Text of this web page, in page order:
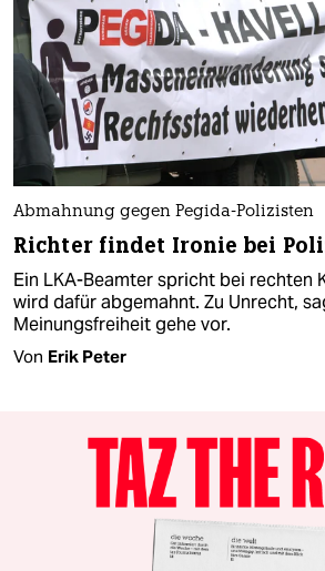
Abmahnung gegen Pegida-Polizisten
Richter findet Ironie bei
Ein LKA-Beamter spricht bei rechten
wird dafür abgemahnt. Zu Unrecht,
Meinungsfreiheit gehe vor.
Von Erik Peter